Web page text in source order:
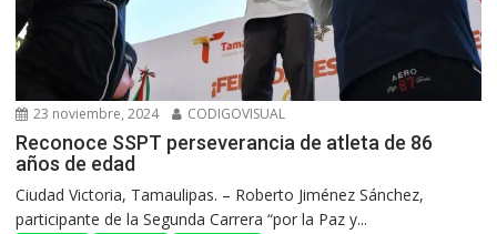
23 noviembre, 2024 CODIGOVISUAL
Reconoce SSPT perseverancia de atleta de 86
años de edad
Ciudad Victoria, Tamaulipas. – Roberto Jiménez Sánchez,
participante de la Segunda Carrera “por la Paz y...